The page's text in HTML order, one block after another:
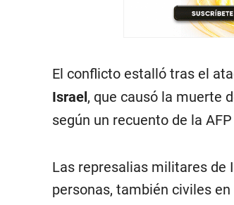
El conflicto estalló tras el
Israel, que causó la muerte
según un recuento de la
Las represalias militares de
personas, también civiles